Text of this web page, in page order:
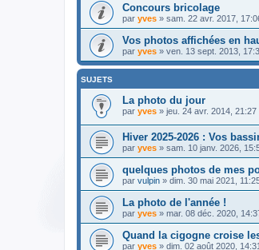
Concours bricolage
par yves » sam. 22 avr. 2017,
Vos photos affichées en
par yves » ven. 13 sept. 2013,
SUJETS
La photo du jour
par yves » jeu. 24 avr. 2014, 21:27
Hiver 2025-2026 : Vos
par yves » sam. 10 janv. 2026,
quelques photos de mes
par vulpin » dim. 30 mai 2021,
La photo de l'année !
par yves » mar. 08 déc. 2020,
Quand la cigogne croise
par yves » dim. 02 août 2020, 14:31